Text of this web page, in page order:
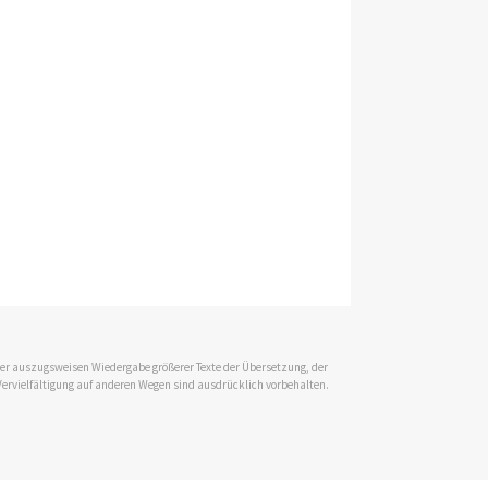
auszugsweisen Wiedergabe größerer Texte der Übersetzung, der
auf anderen Wegen sind ausdrücklich vorbehalten.